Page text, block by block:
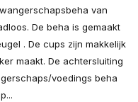
van
De beha is gemaakt
. De cups zijn makkelijk
maakt. De achtersluiting
voedings beha